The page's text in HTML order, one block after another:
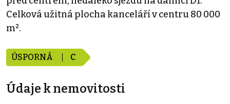
Celková užitná plocha kanceláří v centru 80 000
m².
ÚSPORNÁ C
Údaje k nemovitosti